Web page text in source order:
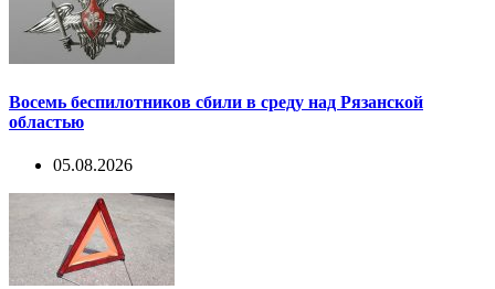
Восемь беспилотников сбили в среду над Рязанской
областью
05.08.2026